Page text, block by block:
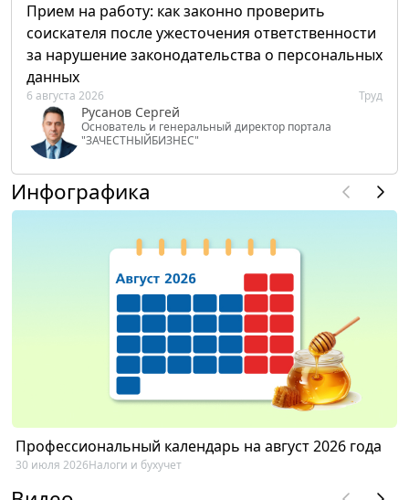
Прием на работу: как законно проверить
соискателя после ужесточения ответственности
за нарушение законодательства о персональных
данных
6 августа 2026 Труд
Русанов Сергей
Основатель и генеральный директор портала
"ЗАЧЕСТНЫЙБИЗНЕС"
Инфографика
Профессиональный календарь на август 2026 года
30 июля 2026Налоги и бухучет